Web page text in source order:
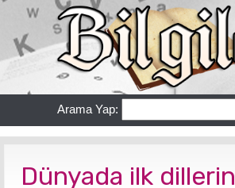
Arama Yap:
Dünyada ilk dillerin